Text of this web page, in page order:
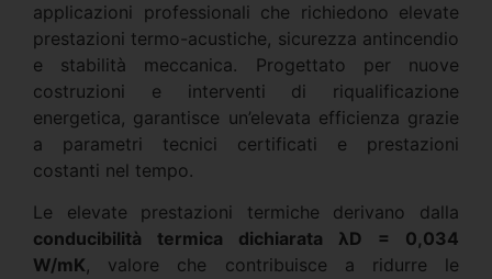
applicazioni professionali che richiedono elevate
prestazioni termo-acustiche, sicurezza antincendio
e stabilità meccanica. Progettato per nuove
costruzioni e interventi di riqualificazione
energetica, garantisce un’elevata efficienza grazie
a parametri tecnici certificati e prestazioni
costanti nel tempo.
Le elevate prestazioni termiche derivano dalla
conducibilità termica dichiarata λD = 0,034
W/mK, valore che contribuisce a ridurre le